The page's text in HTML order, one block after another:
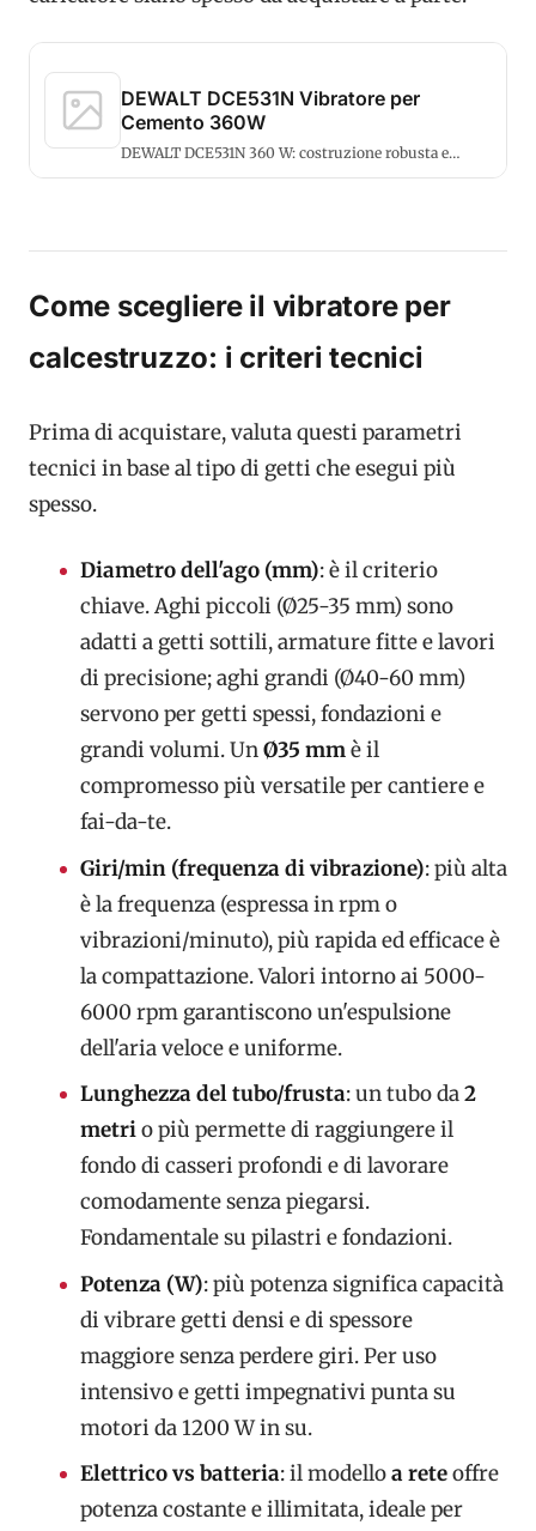
DEWALT DCE531N Vibratore per
Cemento 360W
DEWALT DCE531N 360 W: costruzione robusta e
Come scegliere il vibratore per
calcestruzzo: i criteri tecnici
Prima di acquistare, valuta questi parametri
tecnici in base al tipo di getti che esegui più
spesso.
Diametro dell'ago (mm): è il criterio
chiave. Aghi piccoli (Ø25-35 mm) sono
adatti a getti sottili, armature fitte e lavori
di precisione; aghi grandi (Ø40-60 mm)
servono per getti spessi, fondazioni e
grandi volumi. UnØ35 mmè il
compromesso più versatile per cantiere e
fai-da-te.
Giri/min (frequenza di vibrazione): più alta
è la frequenza (espressa in rpm o
vibrazioni/minuto), più rapida ed efficace è
la compattazione. Valori intorno ai 5000-
6000 rpm garantiscono un'espulsione
dell'aria veloce e uniforme.
Lunghezza del tubo/frusta: un tubo da2
metrio più permette di raggiungere il
fondo di casseri profondi e di lavorare
comodamente senza piegarsi.
Fondamentale su pilastri e fondazioni.
Potenza (W): più potenza significa capacità
di vibrare getti densi e di spessore
maggiore senza perdere giri. Per uso
intensivo e getti impegnativi punta su
motori da 1200 W in su.
Elettrico vs batteria: il modelloa reteoffre
potenza costante e illimitata, ideale per